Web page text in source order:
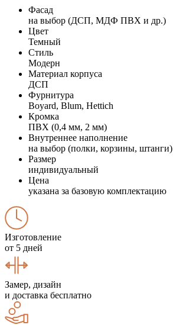
Фасад
на выбор (ДСП, МДФ ПВХ и др.)
Цвет
Темный
Стиль
Модерн
Материал корпуса
ДСП
Фурнитура
Boyard, Blum, Hettich
Кромка
ПВХ (0,4 мм, 2 мм)
Внутреннее наполнение
на выбор (полки, корзины, штанги)
Размер
индивидуальный
Цена
указана за базовую комплектацию
Изготовление
от 5 дней
Замер, дизайн
и доставка бесплатно